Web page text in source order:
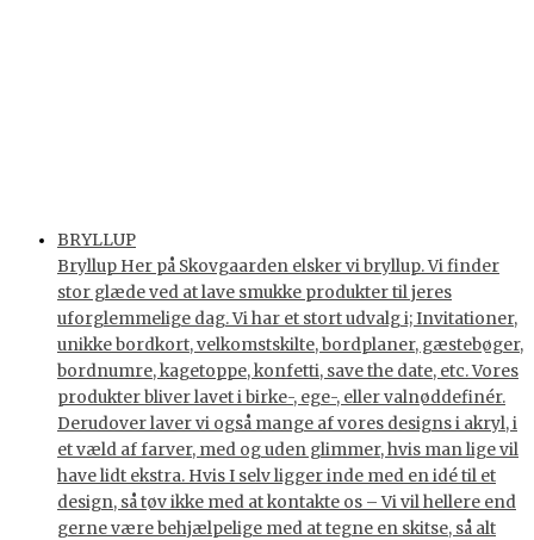
BRYLLUP
Bryllup Her på Skovgaarden elsker vi bryllup. Vi finder
stor glæde ved at lave smukke produkter til jeres
uforglemmelige dag. Vi har et stort udvalg i; Invitationer,
unikke bordkort, velkomstskilte, bordplaner, gæstebøger,
bordnumre, kagetoppe, konfetti, save the date, etc. Vores
produkter bliver lavet i birke-, ege-, eller valnøddefinér.
Derudover laver vi også mange af vores designs i akryl, i
et væld af farver, med og uden glimmer, hvis man lige vil
have lidt ekstra. Hvis I selv ligger inde med en idé til et
design, så tøv ikke med at kontakte os – Vi vil hellere end
gerne være behjælpelige med at tegne en skitse, så alt